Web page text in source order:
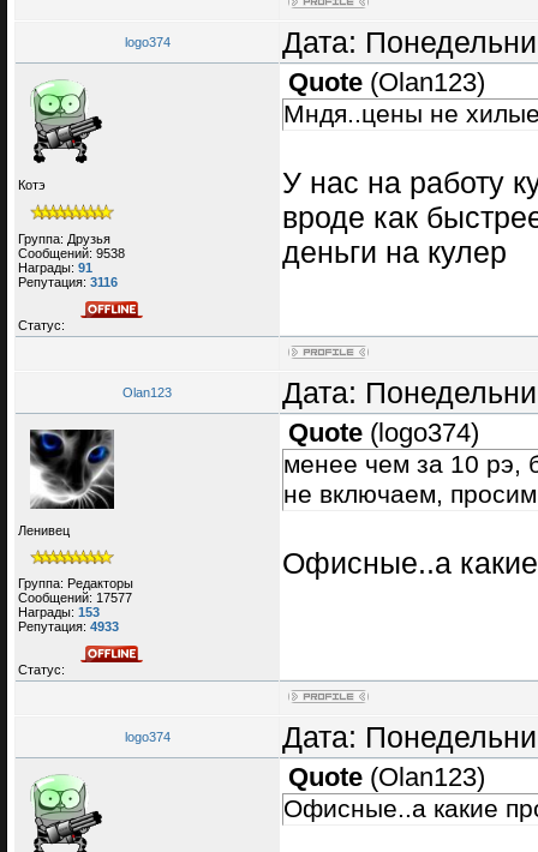
logo374 Дата:
Котэ
Группа: Друзья
Сообщений: 9538
Награды: 91
Репутация: 3116
Статус:
Quote (Olan123)
Мндя..цены не
У нас на работу
вроде как
деньги на кулер
Olan123 Дата:
Ленивец
Группа: Редакторы
Сообщений: 17577
Награды: 153
Репутация: 4933
Статус:
Quote ( logo374)
менее чем за 10 рэ,
не включаем,
Офисные..а
logo374 Дата:
Quote (Olan123)
Офисные..а какие